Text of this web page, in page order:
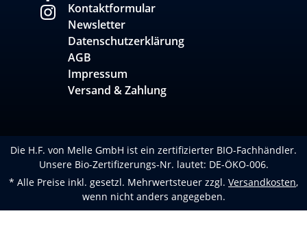
Kontaktformular
Newsletter
Datenschutzerklärung
AGB
Impressum
Versand & Zahlung
Die H.F. von Melle GmbH ist ein zertifizierter BIO-Fachhändler.
Unsere Bio-Zertifizerungs-Nr. lautet: DE-ÖKO-006.
* Alle Preise inkl. gesetzl. Mehrwertsteuer zzgl. Versandkosten,
wenn nicht anders angegeben.